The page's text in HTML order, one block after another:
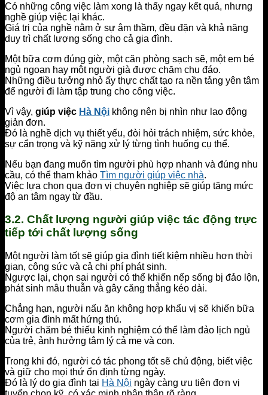
Có những công việc làm xong là thấy ngay kết quả, nhưng
nghề giúp việc lại khác.
Giá trị của nghề nằm ở sự âm thầm, đều đặn và khả năng
duy trì chất lượng sống cho cả gia đình.
Một bữa cơm đúng giờ, một căn phòng sạch sẽ, một em bé
ngủ ngoan hay một người già được chăm chu đáo.
Những điều tưởng nhỏ ấy thực chất tạo ra nền tảng yên tâm
để người đi làm tập trung cho công việc.
Vì vậy, giúp việc Hà Nội không nên bị nhìn như lao động
giản đơn.
Đó là nghề dịch vụ thiết yếu, đòi hỏi trách nhiệm, sức khỏe,
sự cẩn trọng và kỹ năng xử lý từng tình huống cụ thể.
Nếu bạn đang muốn tìm người phù hợp nhanh và đúng nhu
cầu, có thể tham khảo Tìm người giúp việc nhà.
Việc lựa chọn qua đơn vị chuyên nghiệp sẽ giúp tăng mức
độ an tâm ngay từ đầu.
3.2. Chất lượng người giúp việc tác động trực
tiếp tới chất lượng sống
Một người làm tốt sẽ giúp gia đình tiết kiệm nhiều hơn thời
gian, công sức và cả chi phí phát sinh.
Ngược lại, chọn sai người có thể khiến nếp sống bị đảo lộn,
phát sinh mâu thuẫn và gây căng thẳng kéo dài.
Chẳng hạn, người nấu ăn không hợp khẩu vị sẽ khiến bữa
cơm gia đình mất hứng thú.
Người chăm bé thiếu kinh nghiệm có thể làm đảo lịch ngủ
của trẻ, ảnh hưởng tâm lý cả mẹ và con.
Trong khi đó, người có tác phong tốt sẽ chủ động, biết việc
và giữ cho mọi thứ ổn định từng ngày.
Đó là lý do gia đình tại Hà Nội ngày càng ưu tiên đơn vị